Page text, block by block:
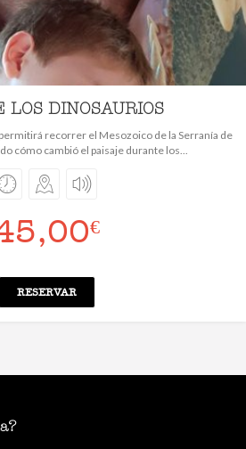
LOS DINOSAURIOS
recorrer el Mesozoico de la Serranía de
cómo cambió el paisaje durante los...
€
RESERVAR